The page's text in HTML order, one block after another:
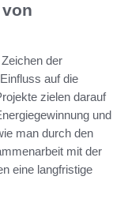
der
auf die
zielen darauf
und
man durch den
mit der
eine langfristige